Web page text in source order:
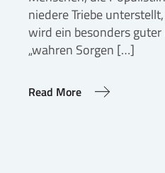
niedere Triebe
wird ein besonders
„wahren Sorgen […]
Read More